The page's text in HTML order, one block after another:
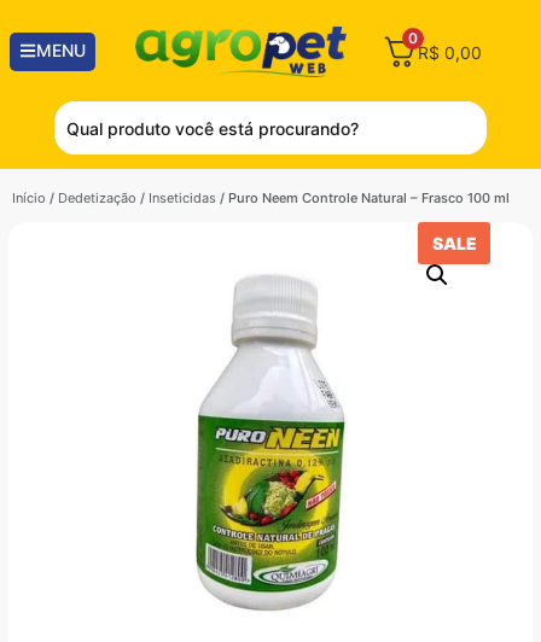
MENU
0
R$ 0,00
Início / Dedetização / Inseticidas / Puro Neem Controle Natural – Frasco 100 ml
SALE